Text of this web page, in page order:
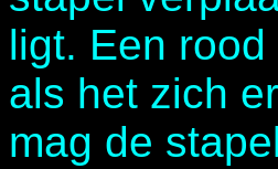
ligt. Een
als het zich
mag de